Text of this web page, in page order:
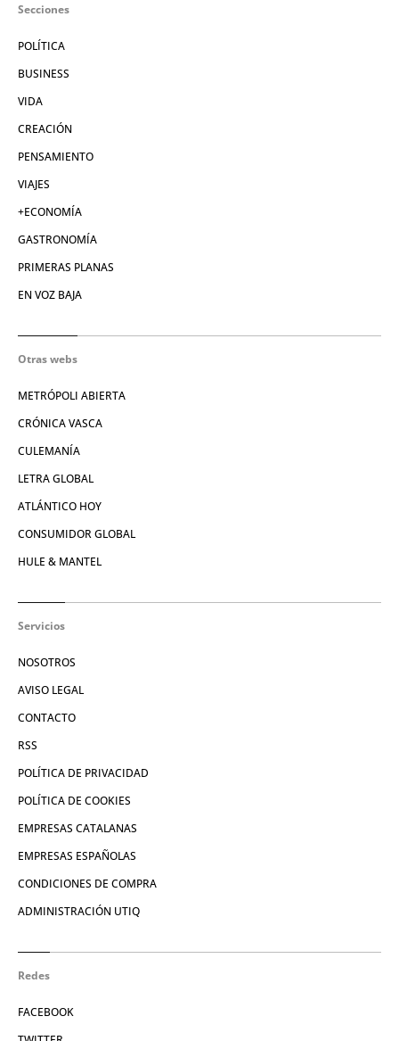
Secciones
POLÍTICA
BUSINESS
VIDA
CREACIÓN
PENSAMIENTO
VIAJES
+ECONOMÍA
GASTRONOMÍA
PRIMERAS PLANAS
EN VOZ BAJA
Otras webs
METRÓPOLI ABIERTA
CRÓNICA VASCA
CULEMANÍA
LETRA GLOBAL
ATLÁNTICO HOY
CONSUMIDOR GLOBAL
HULE & MANTEL
Servicios
NOSOTROS
AVISO LEGAL
CONTACTO
RSS
POLÍTICA DE PRIVACIDAD
POLÍTICA DE COOKIES
EMPRESAS CATALANAS
EMPRESAS ESPAÑOLAS
CONDICIONES DE COMPRA
ADMINISTRACIÓN UTIQ
Redes
FACEBOOK